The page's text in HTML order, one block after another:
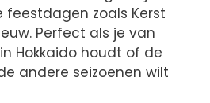
feestdagen zoals Kerst
Perfect als je van
Hokkaido houdt of de
andere seizoenen wilt